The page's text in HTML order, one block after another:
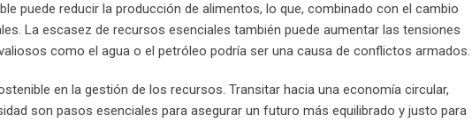
puede reducir la producción de alimentos, lo que, combinado con el cambio
La escasez de recursos esenciales también puede aumentar las tensiones
como el agua o el petróleo podría ser una causa de conflictos armados.
en la gestión de los recursos. Transitar hacia una economía circular,
son pasos esenciales para asegurar un futuro más equilibrado y justo para